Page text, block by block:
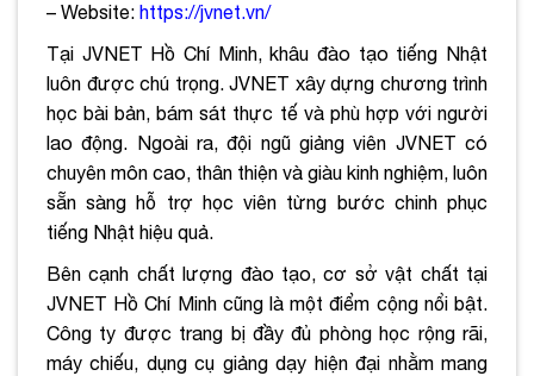
– Website: https://jvnet.vn/
Tại JVNET Hồ Chí Minh, khâu đào tạo tiếng Nhật
luôn được chú trọng. JVNET xây dựng chương trình
học bài bản, bám sát thực tế và phù hợp với người
lao động. Ngoài ra, đội ngũ giảng viên JVNET có
chuyên môn cao, thân thiện và giàu kinh nghiệm, luôn
sẵn sàng hỗ trợ học viên từng bước chinh phục
tiếng Nhật hiệu quả.
Bên cạnh chất lượng đào tạo, cơ sở vật chất tại
JVNET Hồ Chí Minh cũng là một điểm cộng nổi bật.
Công ty được trang bị đầy đủ phòng học rộng rãi,
máy chiếu, dụng cụ giảng dạy hiện đại nhằm mang